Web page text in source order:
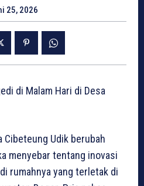
25, 2026
di Malam Hari di Desa
Cibeteung Udik berubah
menyebar tentang inovasi
rumahnya yang terletak di